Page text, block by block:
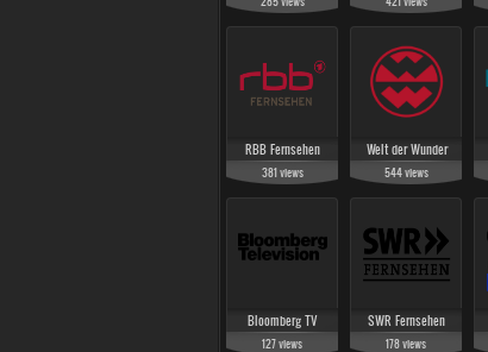
RBB Fernsehen
381views
Welt der Wunder
544views
Bloomberg TV
127views
SWR Fernsehen
178views